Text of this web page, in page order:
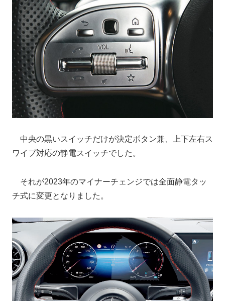
中央の黒いスイッチだけが決定ボタン兼、上下左右ス
ワイプ対応の静電スイッチでした。
それが2023年のマイナーチェンジでは全面静電タッ
チ式に変更となりました。